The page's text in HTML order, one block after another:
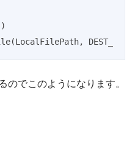
)
のでこのようになります。